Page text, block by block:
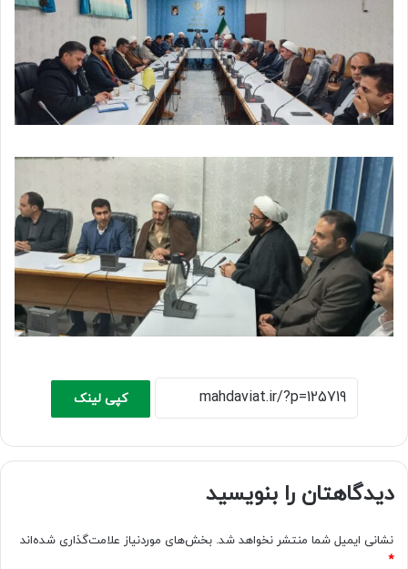
کپی لینک
دیدگاهتان را بنویسید
نشانی ایمیل شما منتشر نخواهد شد. بخش‌های موردنیاز علامت‌گذاری شده‌اند
*